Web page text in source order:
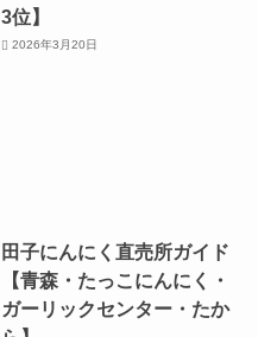
3位】
2026年3月20日
田子にんにく直売所ガイド
【青森・たっこにんにく・
ガーリックセンター・たか